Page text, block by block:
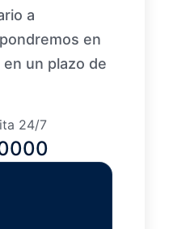
a
en
un plazo de
24/7